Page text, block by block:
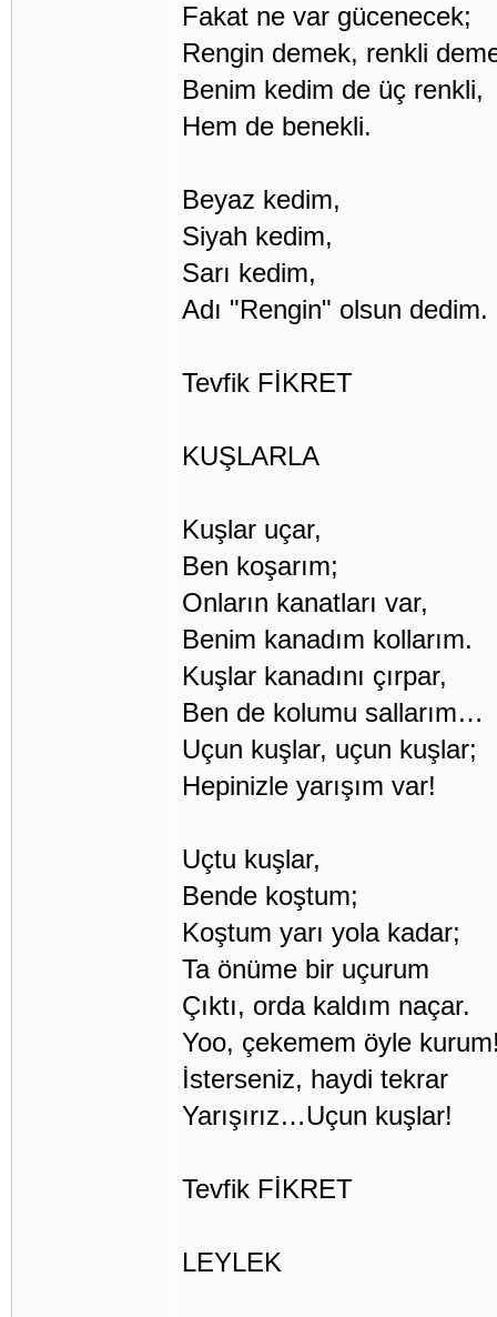
Fakat ne var gücenecek;
Rengin demek, renkli
Benim kedim de üç renkli,
Hem de benekli.
Beyaz kedim,
Siyah kedim,
Sarı kedim,
Adı "Rengin" olsun dedim.
Tevfik FİKRET
KUŞLARLA
Kuşlar uçar,
Ben koşarım;
Onların kanatları var,
Benim kanadım kollarım.
Kuşlar kanadını çırpar,
Ben de kolumu sallarım…
Uçun kuşlar, uçun kuşlar;
Hepinizle yarışım var!
Uçtu kuşlar,
Bende koştum;
Koştum yarı yola kadar;
Ta önüme bir uçurum
Çıktı, orda kaldım naçar.
Yoo, çekemem öyle
İsterseniz, haydi tekrar
Yarışırız…Uçun kuşlar!
Tevfik FİKRET
LEYLEK